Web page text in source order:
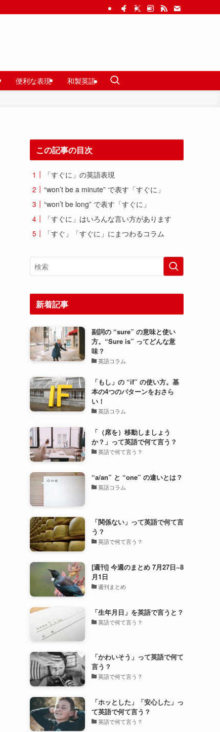
便利な表現 和製英語
この記事の目次
「すぐに」の英語表現
“won’t be a minute” で表す「すぐに」
“won’t be long” で表す「すぐに」
「すぐに」はいろんな言い方があります
「すぐ」「すぐに」にまつわるコラム
新着記事
副詞の “sure” の意味と使い
方。“Sure is” ってどんな意
味？
英語コラム
「もし」の “if” の使い方。基
本の4つのパターンをおさら
い！
英語コラム
「（席を）移動しましょう
か？」って英語で何て言う？
英語で何て言う？
“a/an” と “one” の違いとは？
英語コラム
「関係ない」って英語で何て言
う？
英語で何て言う？
[週刊] 今週のまとめ 7月27日−8
月1日
週刊まとめ
「生年月日」を英語で言うと？
英語で何て言う？
「かわいそう」って英語で何て
言う？
英語で何て言う？
「ホッとした」「安心した」っ
て英語で何て言う？
英語で何て言う？